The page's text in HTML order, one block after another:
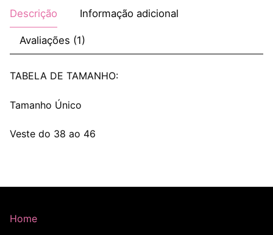
Descrição Informação adicional
Avaliações (1)
TABELA DE TAMANHO:
Tamanho Único
Veste do 38 ao 46
Home